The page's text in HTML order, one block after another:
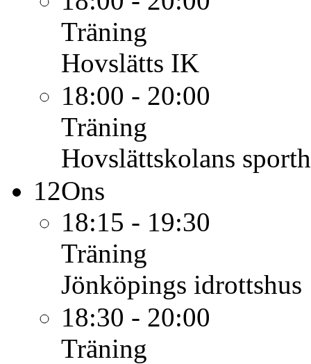
Träning
Hovslätts IK
18:00 - 20:00
Träning
Hovslättskolans
12Ons
18:15 - 19:30
Träning
Jönköpings idrottshus
18:30 - 20:00
Träning